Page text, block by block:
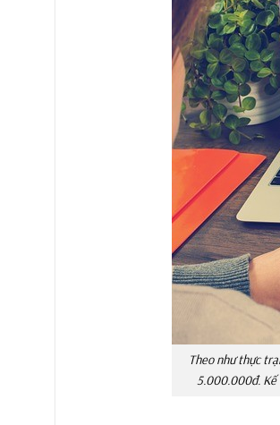
Theo như thực
5.000.000đ. Kế